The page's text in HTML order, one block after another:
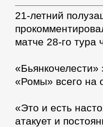
21-летний
матче 28-го тура
«Бьянкочелести»
«Ромы» всего на
«Это и есть
атакует и